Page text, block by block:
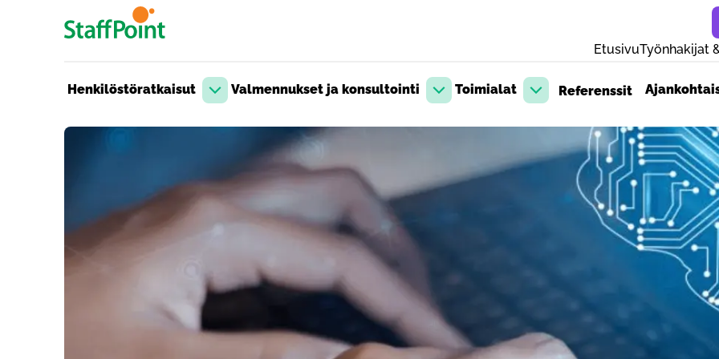
Hyppää pääsisältöön
EtusivuTyönhakijat
Henkilöstöratkaisut
Avaa pudotusvalikko
Valmennukset ja konsultointi
Avaa pudotusvalikko
Toimialat
Avaa pudotusvalikko
Referenssit